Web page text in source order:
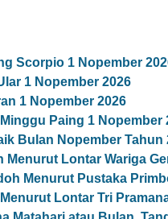
Scorpio 1 Nopember
1 Nopember 2026
1 Nopember 2026
Paing 1 Nopember
Bulan Nopember Tahun
Menurut Lontar Wariga
Menurut Pustaka
Lontar Tri